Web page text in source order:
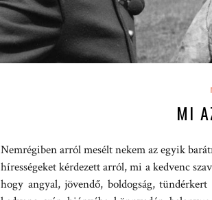
MI
Nemrégiben arról mesélt nekem az egyik
hírességeket kérdezett arról, mi a kedvenc
hogy angyal, jövendő, boldogság,